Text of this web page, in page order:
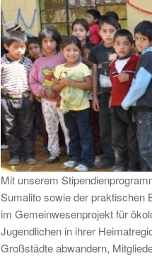
Mit unserem
Sumalito sowie der praktischen
im Gemeinwesenprojekt für
Jugendlichen in ihrer
Großstädte abwandern,